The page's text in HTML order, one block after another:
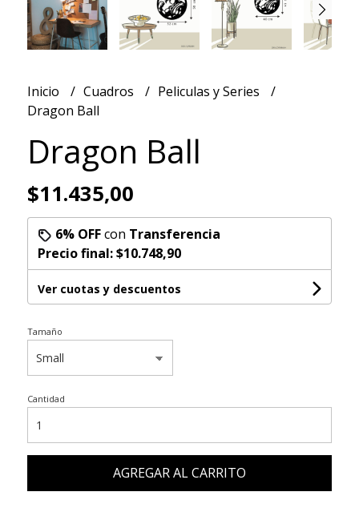
Inicio Cuadros
Peliculas y Series
Dragon Ball
Dragon Ball
$11.435,00
6% OFFcon Transferencia
Precio final:$10.748,90
Ver cuotas y descuentos
Tamaño
Cantidad
AGREGAR AL CARRITO